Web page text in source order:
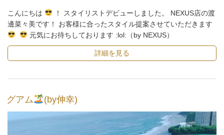
こんにちは
！ スタイリストデビューしました。 NEXUS店の渡
邊菜々美です！ お客様に合ったスタイル提案させていただきます
元気にお待ちしております :lol:（by NEXUS）
詳細を見る
グアム (by伸幸)